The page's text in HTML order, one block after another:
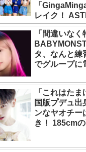
「
レイク！
の妹ムンスア
バーつき、は
７人組ガール
その魅力を徹
「間違いなく
タ、なんと練
でグループに
も太鼓判！
YGエンタの
る
「これはた
国版プデュ出
ンなヤオチー
き！ 185cm